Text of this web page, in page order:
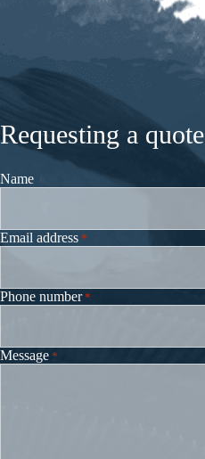
Requesting a quote
Name
Email address *
Phone number *
Message *